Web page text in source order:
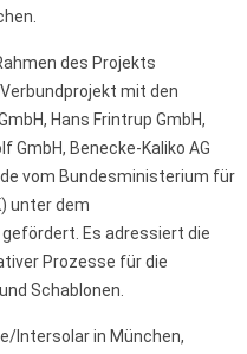
des Projekts
Verbundprojekt mit den
Hans Frintrup GmbH,
GmbH, Benecke-Kaliko AG
vom Bundesministerium für
unter dem
gefördert. Es adressiert die
Prozesse für die
Schablonen.
Intersolar in München,